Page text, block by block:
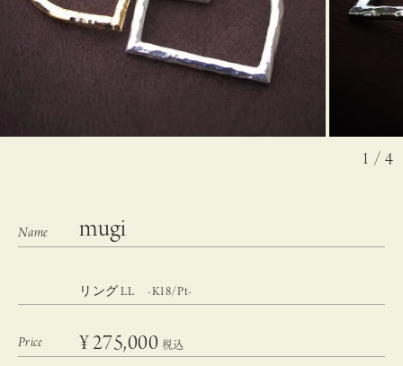
1 / 4
mugi
リング LL -K18/Pt-
¥275,000 税込